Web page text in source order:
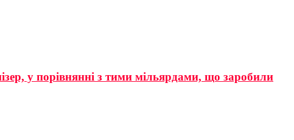
у порівнянні з тими мільярдами, що заробили